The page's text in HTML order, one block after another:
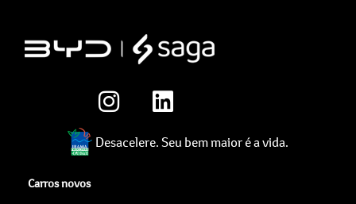
Desacelere. Seu bem maior é a vida.
Carros novos